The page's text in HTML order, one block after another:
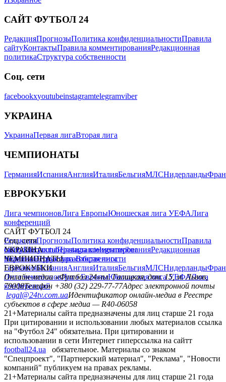
САЙТ ФУТБОЛ 24
РедакцияПрогнозыПолитика конфиденциальностиПравила
сайтуКонтактыПравила комментированияРедакционная
политикаСтруктура собственности
Соц. сети
facebookxyoutubeinstagramtelegramviber
УКРАИНА
УкраинаПервая лигаВторая лига
ЧЕМПИОНАТЫ
ГерманияИспанияАнглияИталияБельгияМЛСНидерланды
ЕВРОКУБКИ
Лига чемпионовЛига ЕвропыЮношеская лига УЕФАЛига
конференций
САЙТ ФУТБОЛ 24
РедакцияПрогнозыПолитика конфиденциальностиПравила
сайтуКонтактыПравила комментированияРедакционная
политикаСтруктура собственности
Соц. сети
facebookxyoutubeinstagramtelegramviber
УКРАИНА
УкраинаПервая лигаВторая лига
ЧЕМПИОНАТЫ
ГерманияИспанияАнглияИталияБельгияМЛСНидерланды
ЕВРОКУБКИ
Лига чемпионовЛига ЕвропыЮношеская лига УЕФАЛига
конференций
Онлайн-медиа «Футбол 24»пл. Галицкая, дом. 15, м. Львов,
79008Телефон +380 (32) 229-77-77Адрес электронной почты
legal@24tv.com.uaИдентификатор онлайн-медиа в Реестре
субъектов в сфере медиа — R40-06058
21+Материалы сайта предназначены для лиц старше 21 года
При цитировании и использовании любых материалов ссылка
на "Футбол 24" обязательна. При цитировании и
использовании в сети Интернет гиперссылка на сайтт
football24.ua
обязательное. Материалы со знаком
"Спецпроект", "Партнерский материал", "Реклама", "Новости
компаний" публикуем на правах рекламы.
21+Материалы сайта предназначены для лиц старше 21 года